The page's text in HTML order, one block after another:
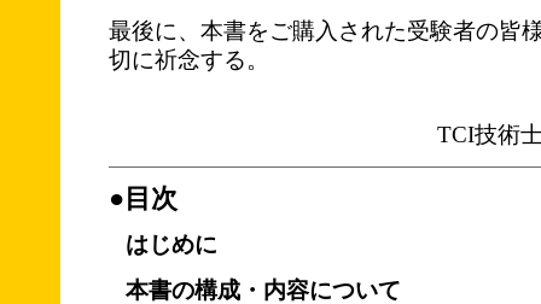
最後に、本書をご購入された受験者の皆
切に祈念する。
TCI技術
●目次
はじめに
本書の構成・内容について